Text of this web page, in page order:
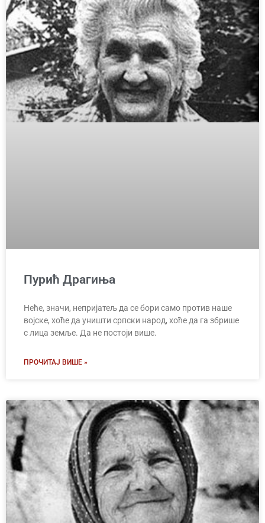
Пурић Драгиња
Неће, значи, непријатељ да се бори само против наше
војске, хоће да уништи српски народ, хоће да га збрише
с лица земље. Да не постоји више.
ПРОЧИТАЈ ВИШЕ »